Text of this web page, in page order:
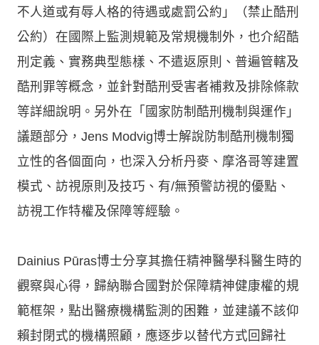
不人道或有辱人格的待遇或處罰公約」（禁止酷刑
公約）在國際上監測規範及常規機制外，也介紹酷
刑定義、實務典型態樣、不遣返原則、普遍管轄及
酷刑罪等概念，並針對酷刑受害者補救及排除條款
等詳細說明。另外在「國家防制酷刑機制與運作」
議題部分，Jens Modvig博士解說防制酷刑機制獨
立性的各個面向，也深入分析丹麥、摩洛哥等建置
模式、訪視原則及技巧、有/無預警訪視的優點、
訪視工作特權及保障等經驗。
Dainius Pūras博士分享其擔任精神醫學科醫生時的
觀察與心得，歸納聯合國對於保障精神健康權的規
範框架，點出醫療機構監測的困難，並建議不該仰
賴封閉式的機構照顧，應逐步以替代方式回歸社